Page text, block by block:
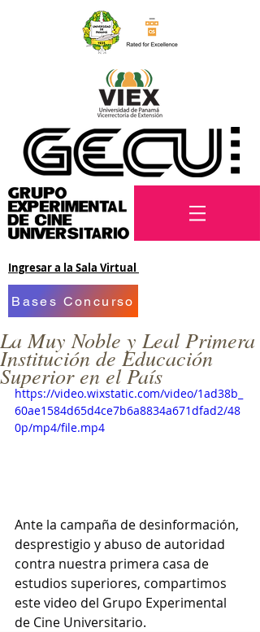
Ingresar a la Sala Virtual
Bases Concurso
La Muy Noble y Leal Primera
Institución de Educación
Superior en el País
https://video.wixstatic.com/video/1ad38b_
60ae1584d65d4ce7b6a8834a671dfad2/48
0p/mp4/file.mp4
Ante la campaña de desinformación,
desprestigio y abuso de autoridad
contra nuestra primera casa de
estudios superiores, compartimos
este video del Grupo Experimental
de Cine Universitario.